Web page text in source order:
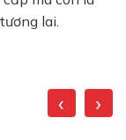
lai.
‹ ›